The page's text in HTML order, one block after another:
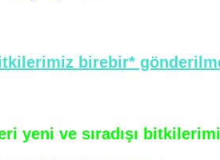
birebir*
yeni ve sıradışı